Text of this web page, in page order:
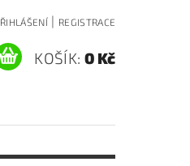
| REGISTRACE
KOŠÍK: 0 Kč